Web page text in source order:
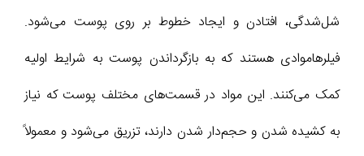
شل‌شدگی، افتادن و ایجاد خطوط بر روی پوست می‌شود.
فیلر‌هاموادی هستند که به بازگرداندن پوست به شرایط اولیه
کمک می‌کنند. این مواد در قسمت‌های مختلف پوست که نیاز
به کشیده شدن و حجم‌دار شدن دارند، تزریق می‌شود و معمولاً